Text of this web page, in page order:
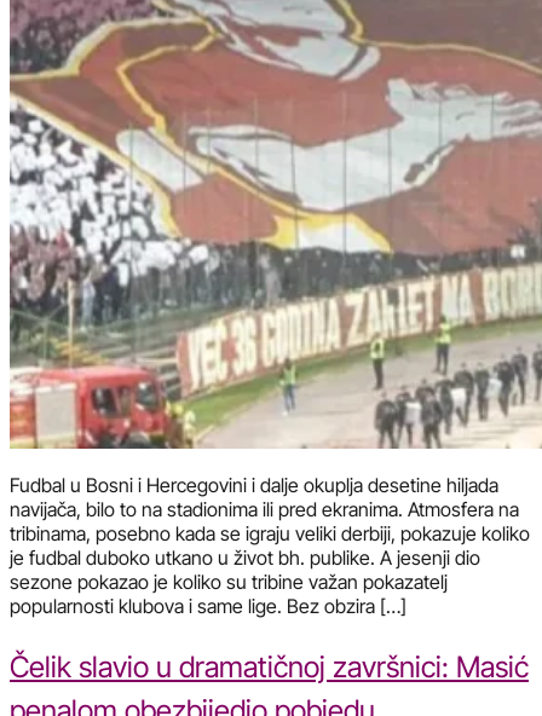
Fudbal u Bosni i Hercegovini i dalje okuplja desetine hiljada
navijača, bilo to na stadionima ili pred ekranima. Atmosfera na
tribinama, posebno kada se igraju veliki derbiji, pokazuje koliko
je fudbal duboko utkano u život bh. publike. A jesenji dio
sezone pokazao je koliko su tribine važan pokazatelj
popularnosti klubova i same lige. Bez obzira […]
Čelik slavio u dramatičnoj završnici: Masić